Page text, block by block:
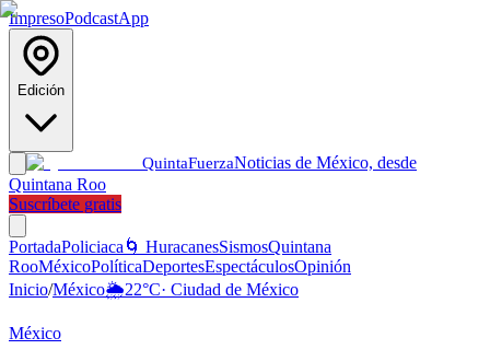
ImpresoPodcastApp
Edición
QuintaFuerzaNoticias de México, desde
Quintana Roo
Suscríbete gratis
PortadaPoliciaca 🌀 HuracanesSismosQuintana
RooMéxicoPolíticaDeportesEspectáculosOpinión
Inicio/México🌦️22°C· Ciudad de México
México